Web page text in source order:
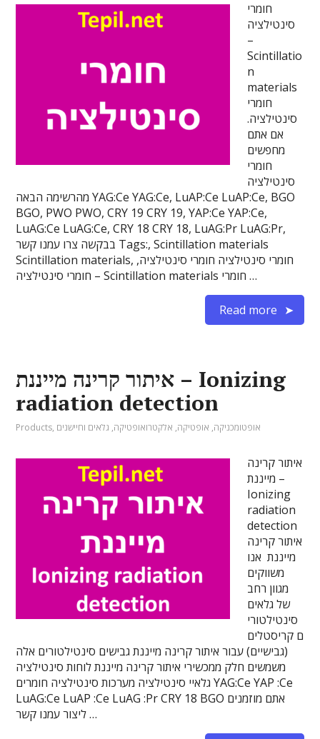
חומרי
סינטילציה
–
Scintillatio
n
materials
חומרי
סינטילציה.
אם אתם
מחפשים
חומרי
סינטילציה
מהרשימה הבאה YAG:Ce YAG:Ce, LuAP:Ce LuAP:Ce, BGO
BGO, PWO PWO, CRY 19 CRY 19, YAP:Ce YAP:Ce,
LuAG:Ce LuAG:Ce, CRY 18 CRY 18, LuAG:Pr LuAG:Pr,
בבקשה צרו עמנו קשר Tags:, Scintillation materials
Scintillation materials, חומרי סינטילציה חומרי סינטילציה,
חומרי סינטילציה – Scintillation materials חומרי …
Read more
איתור קרינה מייננת – Ionizing
radiation detection
Products, אופטומכניקה, אופטיקה, אלקטרואופטיקה, גלאים וחיישנים
איתור קרינה
מייננת –
Ionizing
radiation
detection
איתור קרינה
מייננת אנו
משווקים
מגוון רחב
של גלאים
סינטילטורי
ם קריסטלים
(גבישיים) עבור איתור קרינה מייננת גבישים סינטילטורים אלה
משמשים חלק ממכשירי איתור קרינה מייננת לוחות סינטילציה
גלאיי סינטילציה מערכות סינטילציה חומרים YAG:Ce YAP :Ce
LuAG:Ce LuAP :Ce LuAG :Pr CRY 18 BGO אתם מוזמנים
ליצור עמנו קשר …